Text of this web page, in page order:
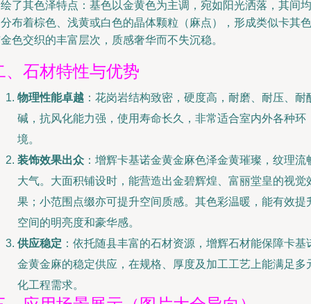
了其色泽特点：基色以金黄色为主调，宛如阳光洒落，其间均
布着棕色、浅黄或白色的晶体颗粒（麻点），形成类似卡其色
色交织的丰富层次，质感奢华而不失沉稳。
、石材特性与优势
物理性能卓越 ：花岗岩结构致密，硬度高，耐磨、耐压、耐
碱，抗风化能力强，使用寿命长久，非常适合室内外各种环
境。
装饰效果出众 ：增辉卡基诺金黄金麻色泽金黄璀璨，纹理流
大气。大面积铺设时，能营造出金碧辉煌、富丽堂皇的视觉
果；小范围点缀亦可提升空间质感。其色彩温暖，能有效提
空间的明亮度和豪华感。
供应稳定 ：依托随县丰富的石材资源，增辉石材能保障卡基
金黄金麻的稳定供应，在规格、厚度及加工工艺上能满足多
化工程需求。